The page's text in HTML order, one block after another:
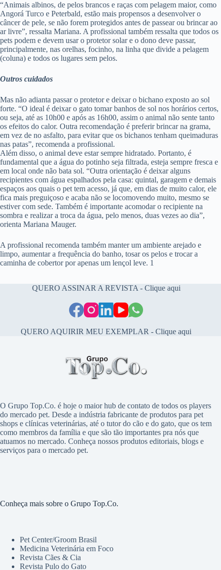
“Animais albinos, de pelos brancos e raças com pelagem maior, como
Angorá Turco e Peterbald, estão mais propensos a desenvolver o
câncer de pele, se não forem protegidos antes de passear ou brincar ao
ar livre”, ressalta Mariana. A profissional também ressalta que todos os
pets podem e devem usar o protetor solar e o dono deve passar,
principalmente, nas orelhas, focinho, na linha que divide a pelagem
(coluna) e todos os lugares sem pelos.
Outros cuidados
Mas não adianta passar o protetor e deixar o bichano exposto ao sol
forte. “O ideal é deixar o gato tomar banhos de sol nos horários certos,
ou seja, até as 10h00 e após as 16h00, assim o animal não sente tanto
os efeitos do calor. Outra recomendação é preferir brincar na grama,
em vez de no asfalto, para evitar que os bichanos tenham queimaduras
nas patas”, recomenda a profissional.
Além disso, o animal deve estar sempre hidratado. Portanto, é
fundamental que a água do potinho seja filtrada, esteja sempre fresca e
em local onde não bata sol. “Outra orientação é deixar alguns
recipientes com água espalhados pela casa: quintal, garagem e demais
espaços aos quais o pet tem acesso, já que, em dias de muito calor, ele
fica mais preguiçoso e acaba não se locomovendo muito, mesmo se
estiver com sede. Também é importante acomodar o recipiente na
sombra e realizar a troca da água, pelo menos, duas vezes ao dia”,
orienta Mariana Mauger.
A profissional recomenda também manter um ambiente arejado e
limpo, aumentar a frequência do banho, tosar os pelos e trocar a
caminha de cobertor por apenas um lençol leve. 1
QUERO ASSINAR A REVISTA - Clique aqui
QUERO AQUIRIR MEU EXEMPLAR - Clique aqui
O Grupo Top.Co. é hoje o maior hub de contato de todos os players
do mercado pet. Desde a indústria fabricante de produtos para pet
shops e clínicas veterinárias, até o tutor do cão e do gato, que os tem
como membros da família e que são tão importantes pra nós que
atuamos no mercado. Conheça nossos produtos editoriais, blogs e
serviços para o mercado pet.
Conheça mais sobre o Grupo Top.Co.
Pet Center/Groom Brasil
Medicina Veterinária em Foco
Revista Cães & Cia
Revista Pulo do Gato